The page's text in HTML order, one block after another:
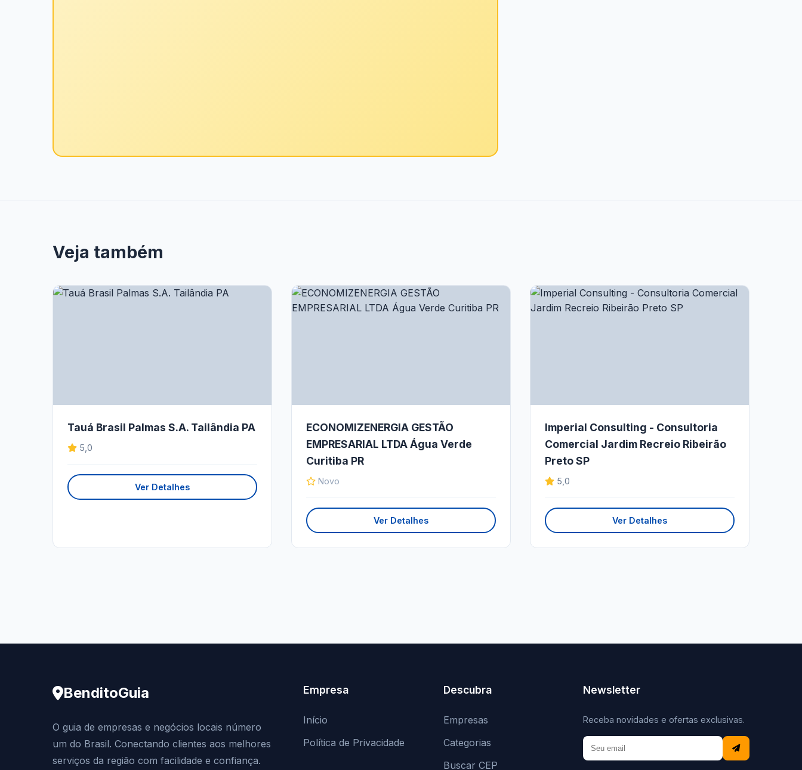
Veja também
Tauá Brasil Palmas S.A. Tailândia PA
5,0
Ver Detalhes
ECONOMIZENERGIA GESTÃO
EMPRESARIAL LTDA Água Verde
Curitiba PR
Novo
Ver Detalhes
Imperial Consulting - Consultoria
Comercial Jardim Recreio Ribeirão
Preto SP
5,0
Ver Detalhes
BenditoGuia
O guia de empresas e negócios locais número
um do Brasil. Conectando clientes aos melhores
serviços da região com facilidade e confiança.
Empresa
Início
Política de Privacidade
Descubra
Empresas
Categorias
Buscar CEP
Newsletter
Receba novidades e ofertas exclusivas.